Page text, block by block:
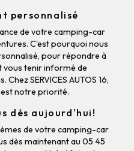
personnalisé
de votre camping-car
C'est pourquoi nous
pour répondre à
vous tenir informé de
SERVICES AUTOS 16,
notre priorité.
dès aujourd'hui!
de votre camping-car
dès maintenant au 05 45